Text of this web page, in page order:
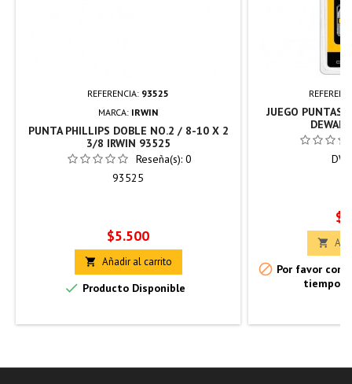
REFERENCIA: 93525
MARCA: IRWIN
PUNTA PHILLIPS DOBLE NO.2 / 8-10 X 2
3/8 IRWIN 93525
Reseña(s): 0
93525
Precio
$5.500
 Añadir al carrito
 Producto Disponible
JUEGO PUNTAS

 Por favor
tiempo